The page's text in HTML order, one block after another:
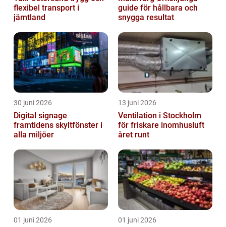
flexibel transport i
jämtland
guide för hållbara och
snygga resultat
30 juni 2026
Digital signage
framtidens skyltfönster i
alla miljöer
13 juni 2026
Ventilation i Stockholm
för friskare inomhusluft
året runt
01 juni 2026 01 juni 2026